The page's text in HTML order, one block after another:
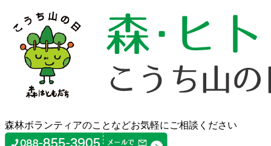
森林ボランティアのことなどお気軽にご相談ください